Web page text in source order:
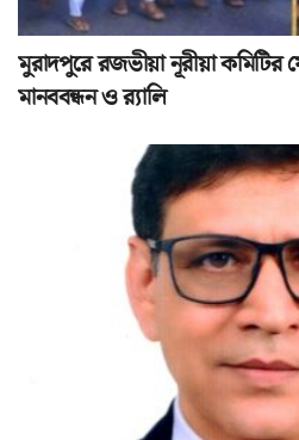
মুরাদপুরে রজভীয়া নূরীয়া কমিটির
মানববন্ধন ও র‌্যালি